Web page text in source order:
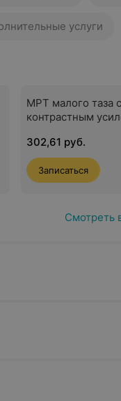
услуги
МРТ малого таза с
контрастным
302,61 руб.
Записаться
Смотреть